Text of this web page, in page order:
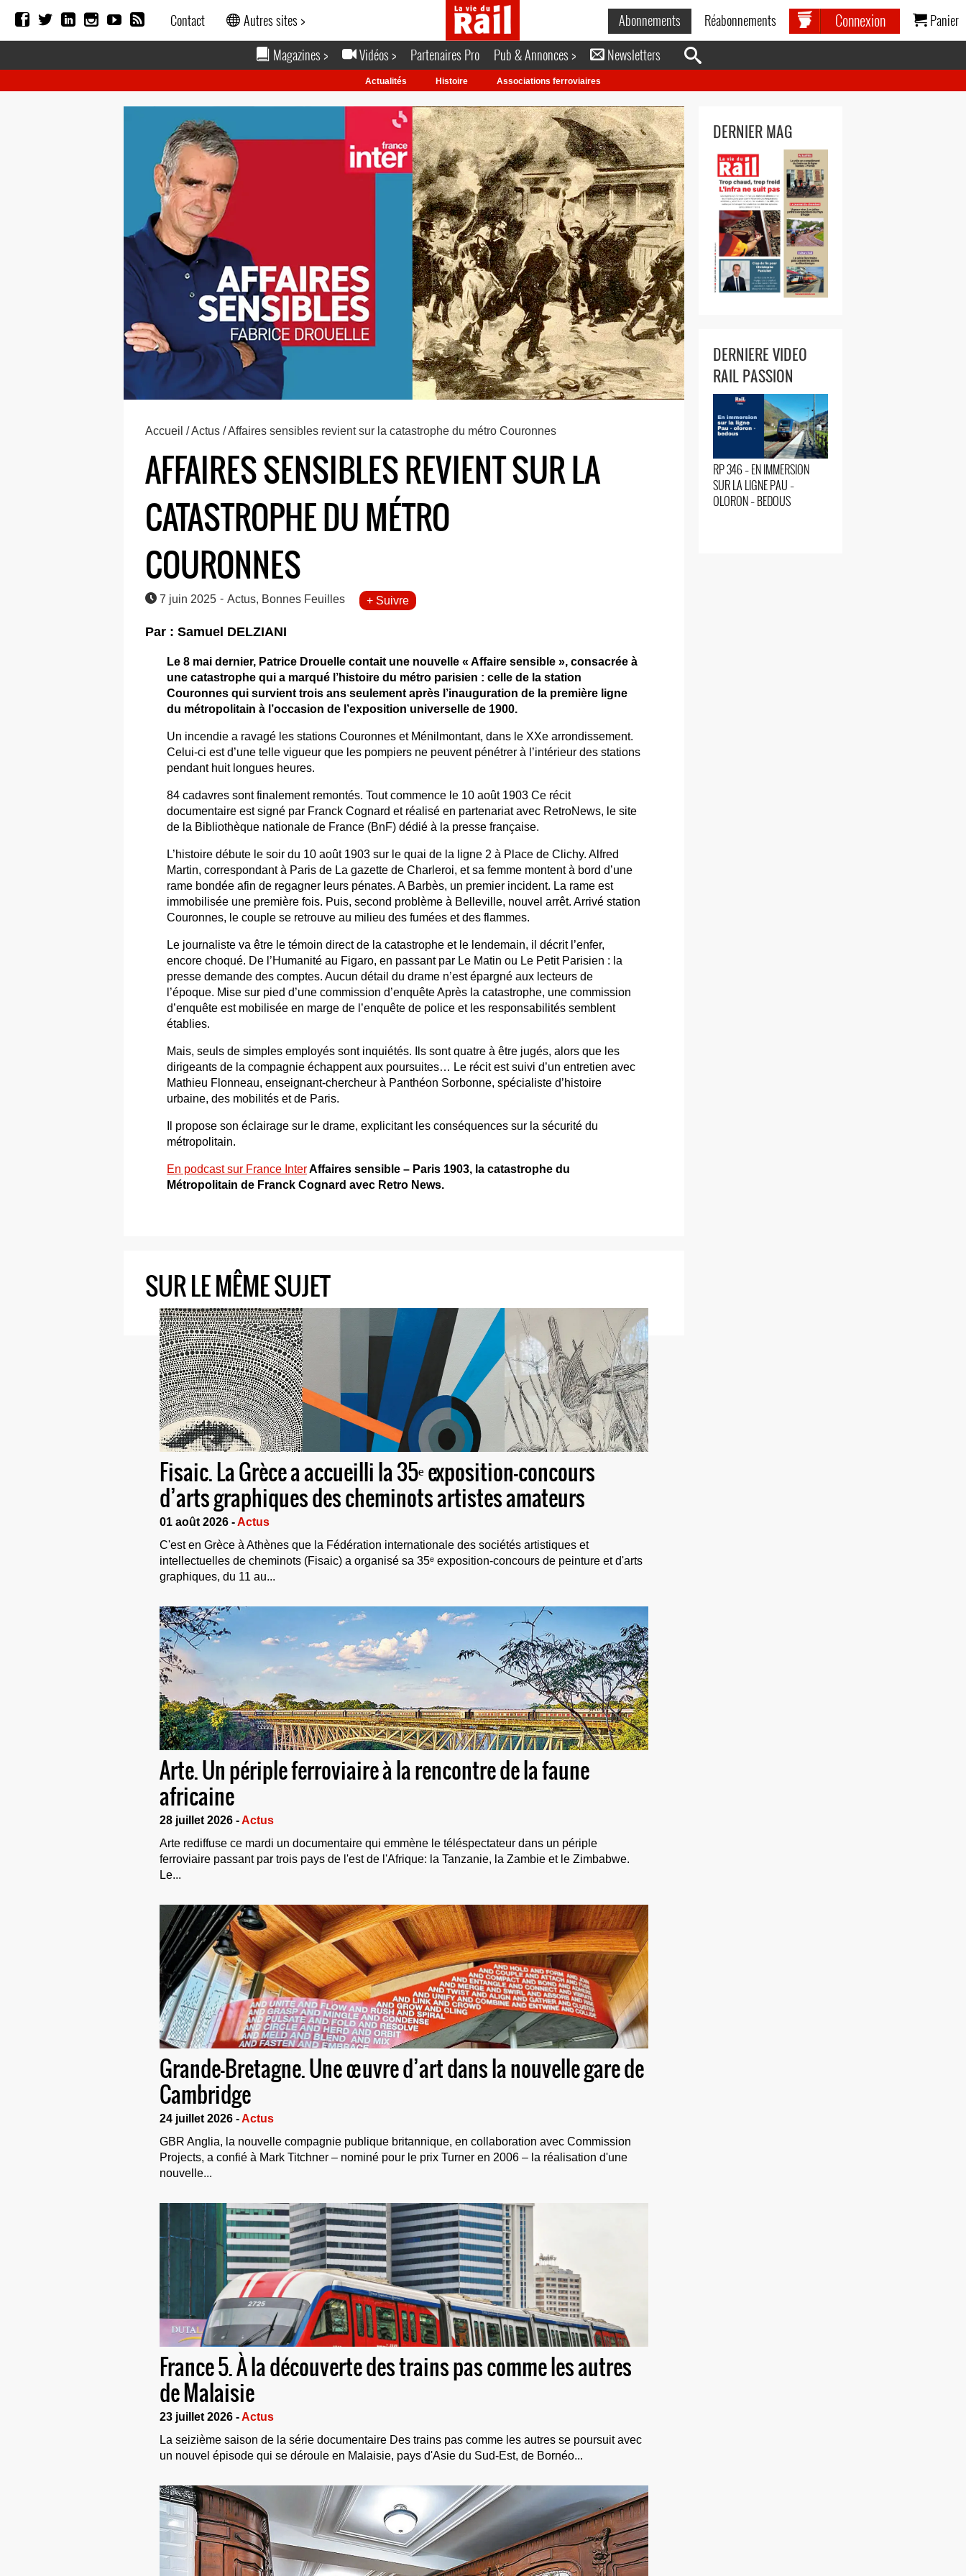
Contact Autres sites > Panier
Connexion
Réabonnements
Abonnements
Magazines >
Vidéos > Partenaires Pro Pub & Annonces > Newsletters
Actualités Histoire Associations ferroviaires
Accueil /Actus / Affaires sensibles revient sur la catastrophe du métro Couronnes
AFFAIRES SENSIBLES REVIENT SUR LA
CATASTROPHE DU MÉTRO
COURONNES
7 juin 2025 - Actus, Bonnes Feuilles + Suivre
Par : Samuel DELZIANI
Le 8 mai dernier, Patrice Drouelle contait une nouvelle « Affaire sensible », consacrée à
une catastrophe qui a marqué l’histoire du métro parisien : celle de la station
Couronnes qui survient trois ans seulement après l’inauguration de la première ligne
du métropolitain à l’occasion de l’exposition universelle de 1900.
Un incendie a ravagé les stations Couronnes et Ménilmontant, dans le XXe arrondissement.
Celui-ci est d’une telle vigueur que les pompiers ne peuvent pénétrer à l’intérieur des stations
pendant huit longues heures.
84 cadavres sont finalement remontés. Tout commence le 10 août 1903 Ce récit
documentaire est signé par Franck Cognard et réalisé en partenariat avec RetroNews, le site
de la Bibliothèque nationale de France (BnF) dédié à la presse française.
L’histoire débute le soir du 10 août 1903 sur le quai de la ligne 2 à Place de Clichy. Alfred
Martin, correspondant à Paris de La gazette de Charleroi, et sa femme montent à bord d’une
rame bondée afin de regagner leurs pénates. A Barbès, un premier incident. La rame est
immobilisée une première fois. Puis, second problème à Belleville, nouvel arrêt. Arrivé station
Couronnes, le couple se retrouve au milieu des fumées et des flammes.
Le journaliste va être le témoin direct de la catastrophe et le lendemain, il décrit l’enfer,
encore choqué. De l’Humanité au Figaro, en passant par Le Matin ou Le Petit Parisien : la
presse demande des comptes. Aucun détail du drame n’est épargné aux lecteurs de
l’époque. Mise sur pied d’une commission d’enquête Après la catastrophe, une commission
d’enquête est mobilisée en marge de l’enquête de police et les responsabilités semblent
établies.
Mais, seuls de simples employés sont inquiétés. Ils sont quatre à être jugés, alors que les
dirigeants de la compagnie échappent aux poursuites… Le récit est suivi d’un entretien avec
Mathieu Flonneau, enseignant-chercheur à Panthéon Sorbonne, spécialiste d’histoire
urbaine, des mobilités et de Paris.
Il propose son éclairage sur le drame, explicitant les conséquences sur la sécurité du
métropolitain.
En podcast sur France InterAffaires sensible – Paris 1903, la catastrophe du
Métropolitain de Franck Cognard avec Retro News.
SUR LE MÊME SUJET
Fisaic. La Grèce a accueilli la 35ᵉ exposition-concours
d’arts graphiques des cheminots artistes amateurs
01 août 2026 -Actus
C'est en Grèce à Athènes que la Fédération internationale des sociétés artistiques et
intellectuelles de cheminots (Fisaic) a organisé sa 35ᵉ exposition-concours de peinture et d'arts
graphiques, du 11 au...
Arte. Un périple ferroviaire à la rencontre de la faune
africaine
28 juillet 2026 -Actus
Arte rediffuse ce mardi un documentaire qui emmène le téléspectateur dans un périple
ferroviaire passant par trois pays de l'est de l'Afrique: la Tanzanie, la Zambie et le Zimbabwe.
Le...
Grande-Bretagne. Une œuvre d’art dans la nouvelle gare de
Cambridge
24 juillet 2026 -Actus
GBR Anglia, la nouvelle compagnie publique britannique, en collaboration avec Commission
Projects, a confié à Mark Titchner – nominé pour le prix Turner en 2006 – la réalisation d'une
nouvelle...
France 5. À la découverte des trains pas comme les autres
de Malaisie
23 juillet 2026 -Actus
La seizième saison de la série documentaire Des trains pas comme les autres se poursuit avec
un nouvel épisode qui se déroule en Malaisie, pays d'Asie du Sud-Est, de Bornéo...
DERNIER MAG
DERNIERE VIDEO
RAIL PASSION
RP 346 – EN IMMERSION
SUR LA LIGNE PAU –
OLORON – BEDOUS